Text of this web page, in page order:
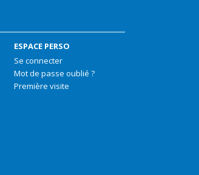
ESPACE PERSO
Se connecter
Mot de passe oublié ?
Première visite